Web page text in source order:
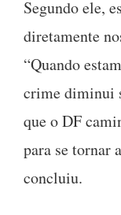
Segundo ele,
diretamente
“Quando
crime diminui
que o DF
para se tornar
concluiu.